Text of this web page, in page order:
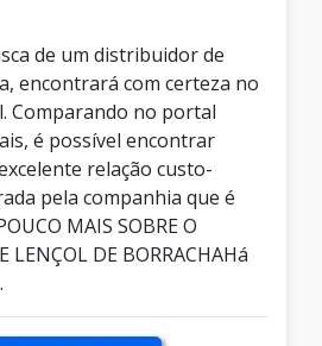
de um distribuidor de
encontrará com certeza no
Comparando no portal
é possível encontrar
relação custo-
pela companhia que é
MAIS SOBRE O
LENÇOL DE BORRACHAHá